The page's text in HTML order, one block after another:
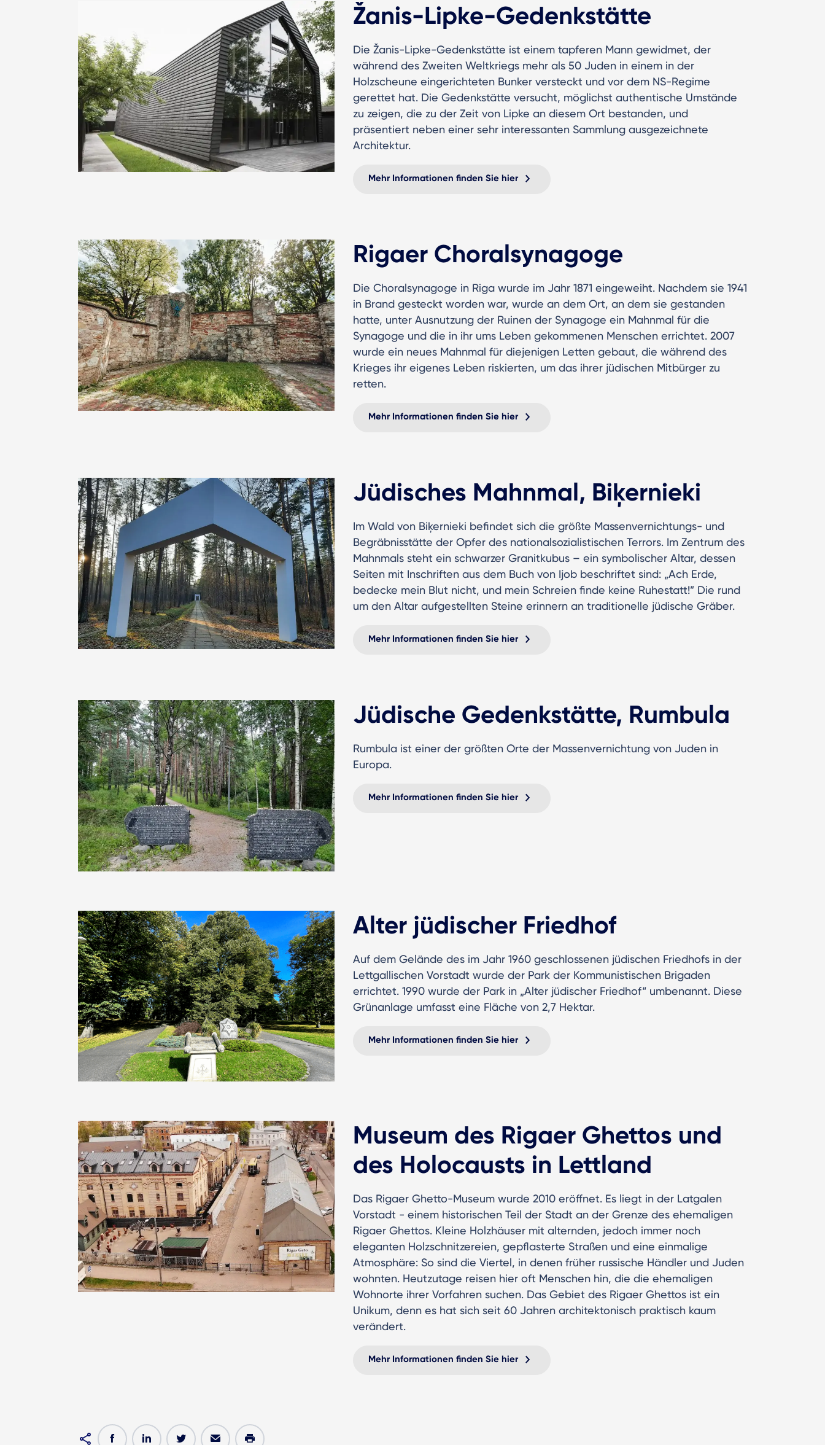
Žanis-Lipke-Gedenkstätte
Die Žanis-Lipke-Gedenkstätte ist einem tapferen Mann gewidmet, der
während des Zweiten Weltkriegs mehr als 50 Juden in einem in der
Holzscheune eingerichteten Bunker versteckt und vor dem NS-Regime
gerettet hat. Die Gedenkstätte versucht, möglichst authentische Umstände
zu zeigen, die zu der Zeit von Lipke an diesem Ort bestanden, und
präsentiert neben einer sehr interessanten Sammlung ausgezeichnete
Architektur.
Mehr Informationen finden Sie hier
Rigaer Choralsynagoge
Die Choralsynagoge in Riga wurde im Jahr 1871 eingeweiht. Nachdem sie 1941
in Brand gesteckt worden war, wurde an dem Ort, an dem sie gestanden
hatte, unter Ausnutzung der Ruinen der Synagoge ein Mahnmal für die
Synagoge und die in ihr ums Leben gekommenen Menschen errichtet. 2007
wurde ein neues Mahnmal für diejenigen Letten gebaut, die während des
Krieges ihr eigenes Leben riskierten, um das ihrer jüdischen Mitbürger zu
retten.
Mehr Informationen finden Sie hier
Jüdisches Mahnmal, Biķernieki
Im Wald von Biķernieki befindet sich die größte Massenvernichtungs- und
Begräbnisstätte der Opfer des nationalsozialistischen Terrors. Im Zentrum des
Mahnmals steht ein schwarzer Granitkubus – ein symbolischer Altar, dessen
Seiten mit Inschriften aus dem Buch von Ijob beschriftet sind: „Ach Erde,
bedecke mein Blut nicht, und mein Schreien finde keine Ruhestatt!” Die rund
um den Altar aufgestellten Steine erinnern an traditionelle jüdische Gräber.
Mehr Informationen finden Sie hier
Jüdische Gedenkstätte, Rumbula
Rumbula ist einer der größten Orte der Massenvernichtung von Juden in
Europa.
Mehr Informationen finden Sie hier
Alter jüdischer Friedhof
Auf dem Gelände des im Jahr 1960 geschlossenen jüdischen Friedhofs in der
Lettgallischen Vorstadt wurde der Park der Kommunistischen Brigaden
errichtet. 1990 wurde der Park in „Alter jüdischer Friedhof“ umbenannt. Diese
Grünanlage umfasst eine Fläche von 2,7 Hektar.
Mehr Informationen finden Sie hier
Museum des Rigaer Ghettos und
des Holocausts in Lettland
Das Rigaer Ghetto-Museum wurde 2010 eröffnet. Es liegt in der Latgalen
Vorstadt - einem historischen Teil der Stadt an der Grenze des ehemaligen
Rigaer Ghettos. Kleine Holzhäuser mit alternden, jedoch immer noch
eleganten Holzschnitzereien, gepflasterte Straßen und eine einmalige
Atmosphäre: So sind die Viertel, in denen früher russische Händler und Juden
wohnten. Heutzutage reisen hier oft Menschen hin, die die ehemaligen
Wohnorte ihrer Vorfahren suchen. Das Gebiet des Rigaer Ghettos ist ein
Unikum, denn es hat sich seit 60 Jahren architektonisch praktisch kaum
verändert.
Mehr Informationen finden Sie hier